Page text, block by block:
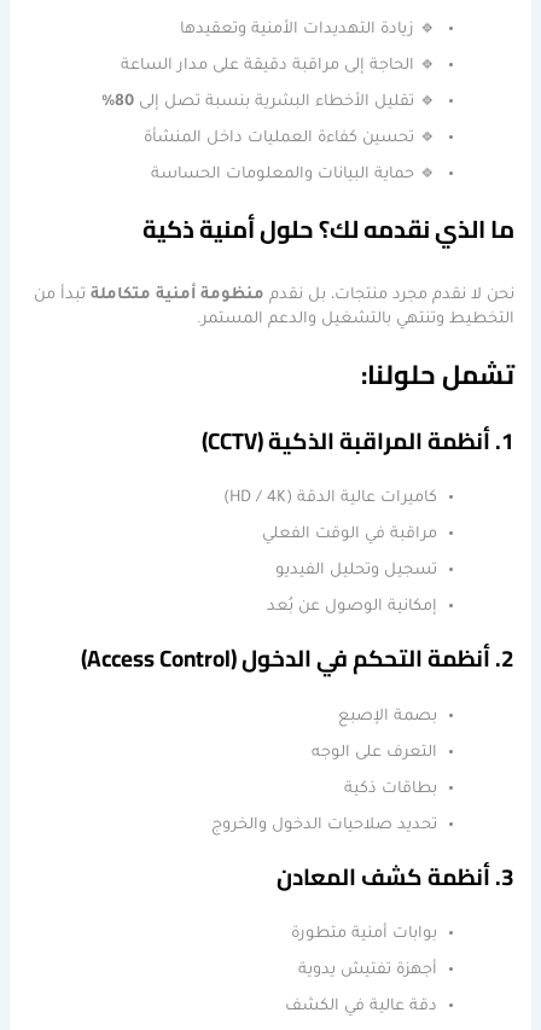
🔹 زيادة التهديدات الأمنية وتعقيدها
🔹 الحاجة إلى مراقبة دقيقة على مدار الساعة
🔹 تقليل الأخطاء البشرية بنسبة تصل إلى80%
🔹 تحسين كفاءة العمليات داخل المنشأة
🔹 حماية البيانات والمعلومات الحساسة
ما الذي نقدمه لك؟ حلول أمنية ذكية
نحن لا نقدم مجرد منتجات، بل نقدم منظومة أمنية متكاملة تبدأ من
التخطيط وتنتهي بالتشغيل والدعم المستمر.
تشمل حلولنا:
1. أنظمة المراقبة الذكية (CCTV)
كاميرات عالية الدقة (HD / 4K)
مراقبة في الوقت الفعلي
تسجيل وتحليل الفيديو
إمكانية الوصول عن بُعد
2. أنظمة التحكم في الدخول (Access Control)
بصمة الإصبع
التعرف على الوجه
بطاقات ذكية
تحديد صلاحيات الدخول والخروج
3. أنظمة كشف المعادن
بوابات أمنية متطورة
أجهزة تفتيش يدوية
دقة عالية في الكشف